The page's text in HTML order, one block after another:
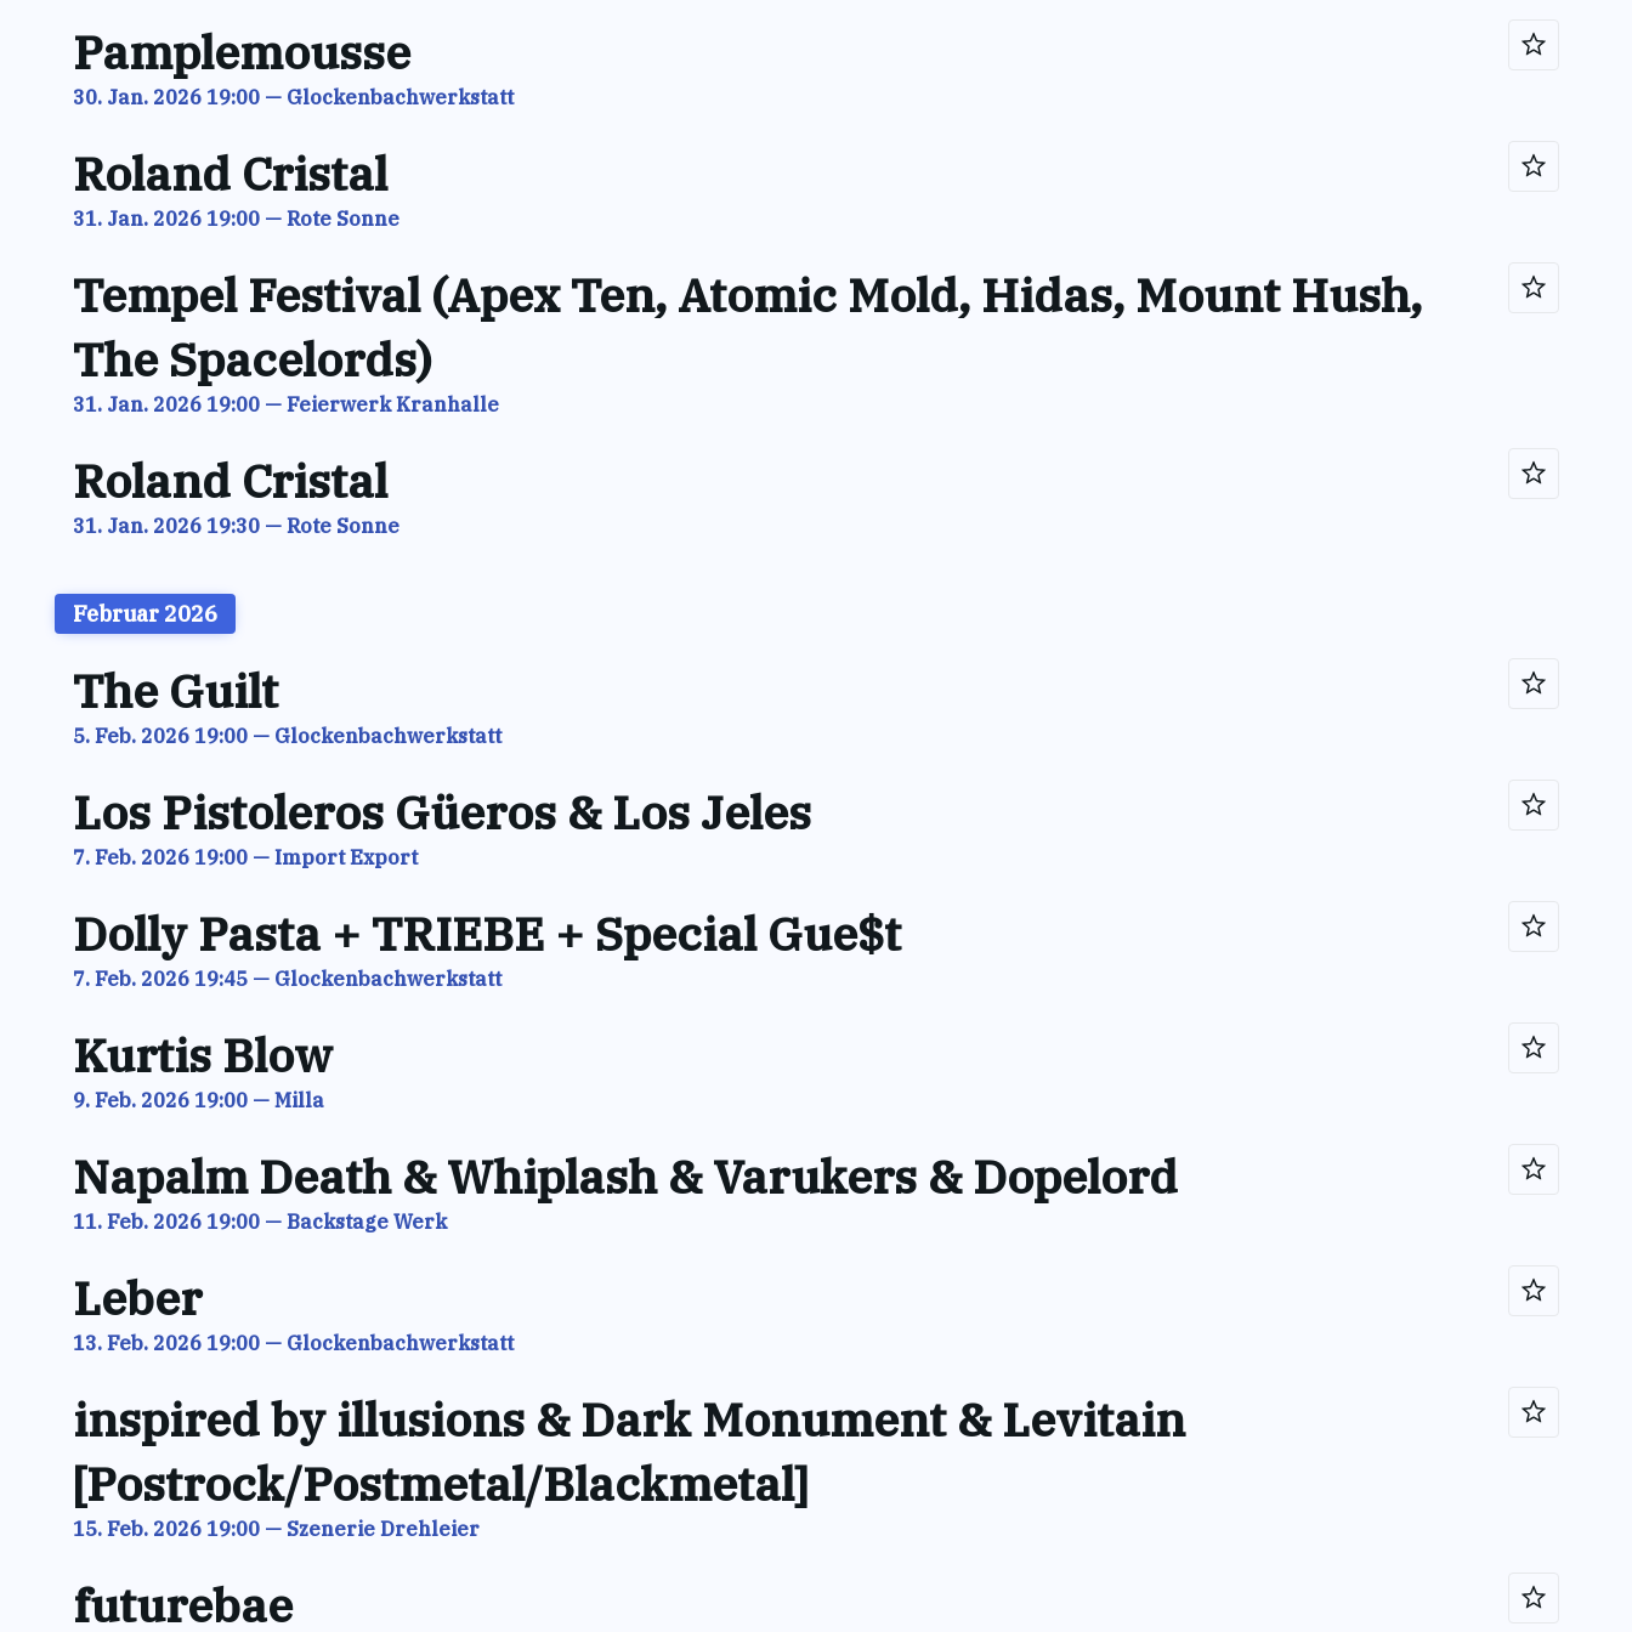
Pamplemousse
30. Jan. 2026 19:00 — Glockenbachwerkstatt
Roland Cristal
31. Jan. 2026 19:00 — Rote Sonne
Tempel Festival (Apex Ten, Atomic Mold, Hidas, Mount Hush,
The Spacelords)
31. Jan. 2026 19:00 — Feierwerk Kranhalle
Roland Cristal
31. Jan. 2026 19:30 — Rote Sonne
Februar 2026
The Guilt
5. Feb. 2026 19:00 — Glockenbachwerkstatt
Los Pistoleros Güeros & Los Jeles
7. Feb. 2026 19:00 — Import Export
Dolly Pasta + TRIEBE + Special Gue$t
7. Feb. 2026 19:45 — Glockenbachwerkstatt
Kurtis Blow
9. Feb. 2026 19:00 — Milla
Napalm Death & Whiplash & Varukers & Dopelord
11. Feb. 2026 19:00 — Backstage Werk
Leber
13. Feb. 2026 19:00 — Glockenbachwerkstatt
inspired by illusions & Dark Monument & Levitain
[Postrock/Postmetal/Blackmetal]
15. Feb. 2026 19:00 — Szenerie Drehleier
futurebae